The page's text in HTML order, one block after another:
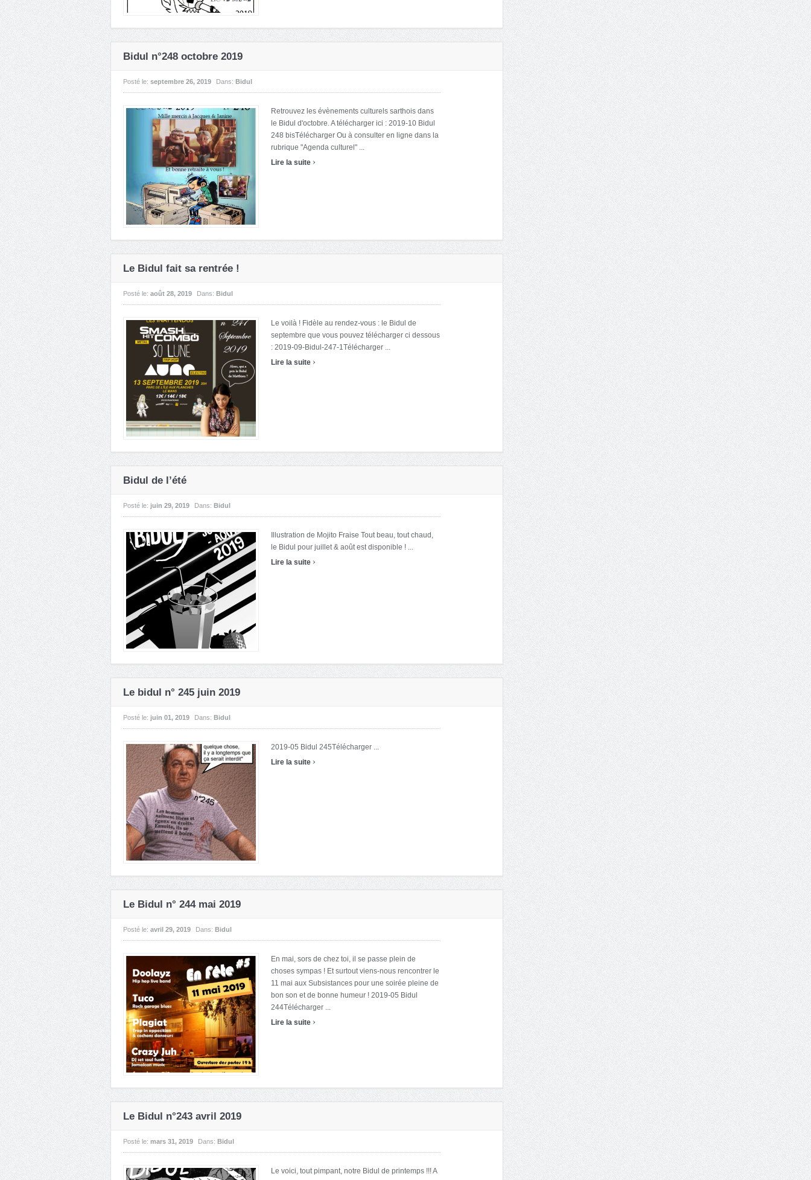
Bidul n°248 octobre 2019
Posté le: septembre 26, 2019 Dans: Bidul
Retrouvez les évènements culturels sarthois dans
le Bidul d'octobre. A télécharger ici : 2019-10 Bidul
248 bisTélécharger Ou à consulter en ligne dans la
rubrique "Agenda culturel" ...
Lire la suite ›
Le Bidul fait sa rentrée !
Posté le: août 28, 2019 Dans: Bidul
Le voilà ! Fidèle au rendez-vous : le Bidul de
septembre que vous pouvez télécharger ci dessous
: 2019-09-Bidul-247-1Télécharger ...
Lire la suite ›
Bidul de l’été
Posté le: juin 29, 2019 Dans: Bidul
Illustration de Mojito Fraise Tout beau, tout chaud,
le Bidul pour juillet & août est disponible ! ...
Lire la suite ›
Le bidul n° 245 juin 2019
Posté le: juin 01, 2019 Dans: Bidul
2019-05 Bidul 245Télécharger ...
Lire la suite ›
Le Bidul n° 244 mai 2019
Posté le: avril 29, 2019 Dans: Bidul
En mai, sors de chez toi, il se passe plein de
choses sympas ! Et surtout viens-nous rencontrer le
11 mai aux Subsistances pour une soirée pleine de
bon son et de bonne humeur ! 2019-05 Bidul
244Télécharger ...
Lire la suite ›
Le Bidul n°243 avril 2019
Posté le: mars 31, 2019 Dans: Bidul
Le voici, tout pimpant, notre Bidul de printemps !!! A